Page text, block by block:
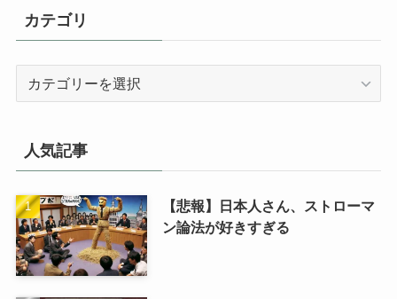
カテゴリ
人気記事
【悲報】日本人さん、ストローマ
ン論法が好きすぎる